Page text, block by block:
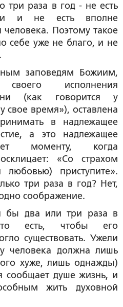
три раза в год - не есть
и не есть вполне
человека. Поэтому такое
себе уже не благо, и не
заповедям Божиим,
исполнения
(как говорится у
свое время»), оставлена
в надлежащее
а это надлежащее
моменту, когда
«Со страхом
приступите».
три раза в год? Нет,
соображение.
бы два или три раза в
есть, чтобы его
существовать. Ужели
человека должна лишь
хуже, лишь однажды)
сообщает душе жизнь, и
жить духовной